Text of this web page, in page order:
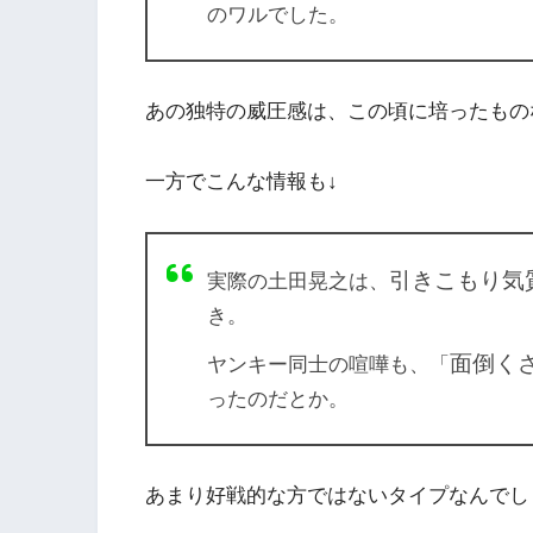
のワルでした。
あの独特の威圧感は、この頃に培ったも
一方でこんな情報も↓
実際の土田晃之は、 引きこもり気
き。
ヤンキー同士の喧嘩も、「 面倒く
ったのだとか。
あまり好戦的な方ではないタイプなんで